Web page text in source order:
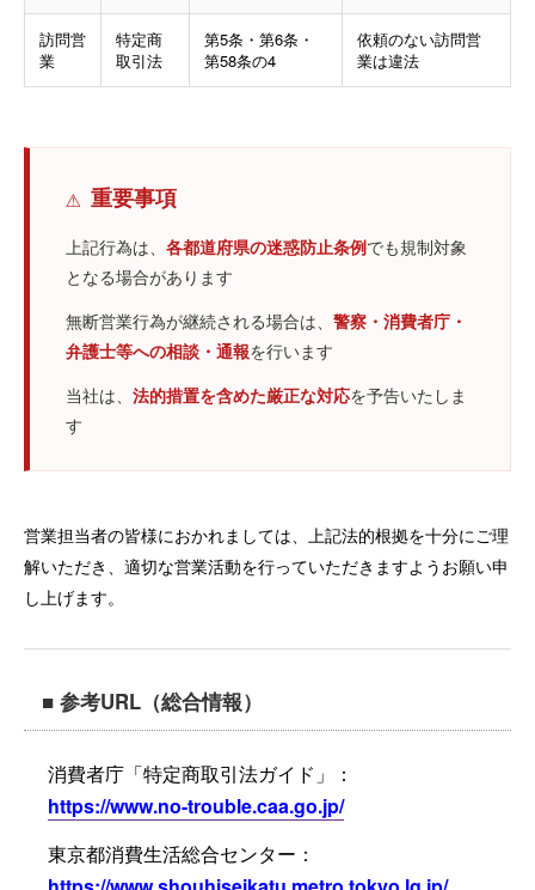
訪問営
業
特定商
取引法
第5条・第6条・
第58条の4
依頼のない訪問営
業は違法
⚠️ 重要事項
上記行為は、 各都道府県の迷惑防止条例でも規制対象
となる場合があります
無断営業行為が継続される場合は、 警察・消費者庁・
弁護士等への相談・通報を行います
当社は、 法的措置を含めた厳正な対応を予告いたしま
す
営業担当者の皆様におかれましては、上記法的根拠を十分にご理
解いただき、適切な営業活動を行っていただきますようお願い申
し上げます。
■ 参考URL（総合情報）
消費者庁「特定商取引法ガイド」：
https://www.no-trouble.caa.go.jp/
東京都消費生活総合センター：